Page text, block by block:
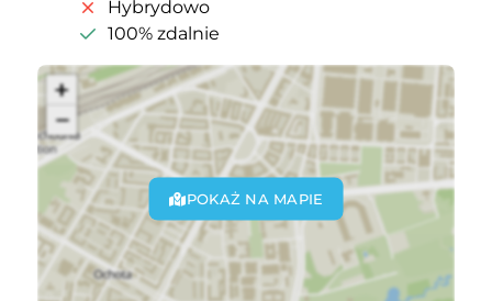
Hybrydowo
100% zdalnie
POKAŻ NA MAPIE